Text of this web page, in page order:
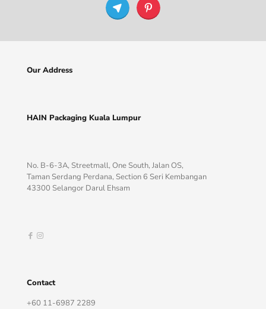
Our Address
HAIN Packaging Kuala Lumpur
No. B-6-3A, Streetmall, One South, Jalan OS,
Taman Serdang Perdana, Section 6 Seri Kembangan
43300 Selangor Darul Ehsam
Contact
+60 11-6987 2289